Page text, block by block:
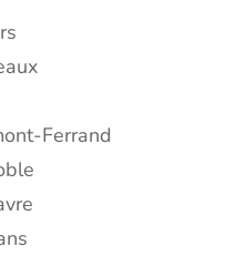
Ferrand